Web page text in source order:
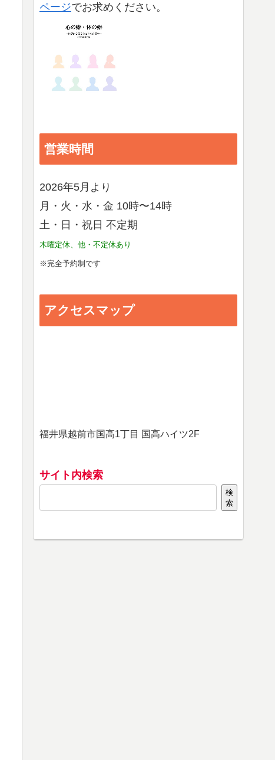
ページでお求めください。
営業時間
2026年5月より
月・火・水・金 10時〜14時
土・日・祝日 不定期
木曜定休、他・不定休あり
※完全予約制です
アクセスマップ
福井県越前市国高1丁目 国高ハイツ2F
サイト内検索
検
索